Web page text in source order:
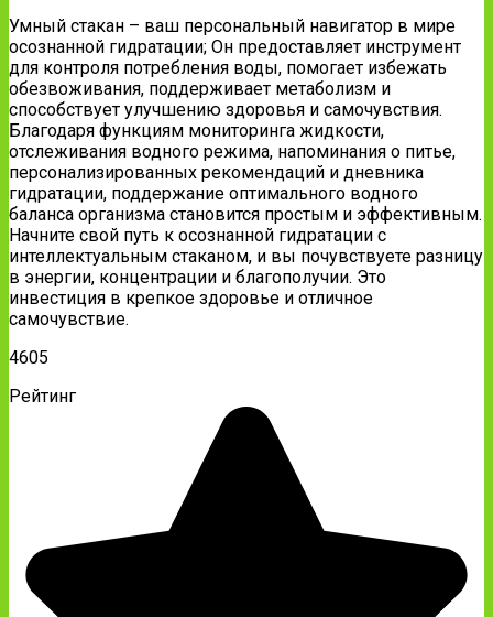
Умный стакан – ваш персональный навигатор в мире
осознанной гидратации; Он предоставляет инструмент
для контроля потребления воды, помогает избежать
обезвоживания, поддерживает метаболизм и
способствует улучшению здоровья и самочувствия.
Благодаря функциям мониторинга жидкости,
отслеживания водного режима, напоминания о питье,
персонализированных рекомендаций и дневника
гидратации, поддержание оптимального водного
баланса организма становится простым и эффективным.
Начните свой путь к осознанной гидратации с
интеллектуальным стаканом, и вы почувствуете разницу
в энергии, концентрации и благополучии. Это
инвестиция в крепкое здоровье и отличное
самочувствие.
4605
Рейтинг